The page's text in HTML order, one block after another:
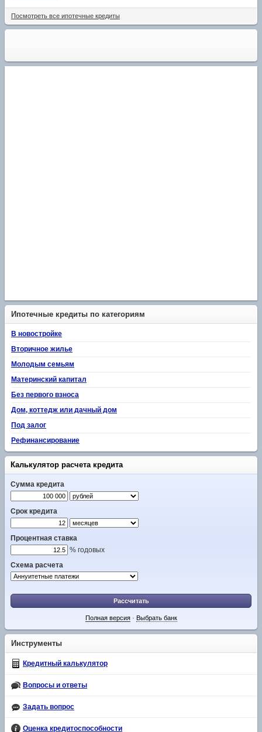
Посмотреть все ипотечные кредиты
Ипотечные кредиты по категориям
В новостройке
Вторичное жилье
Молодым семьям
Материнский капитал
Без первого взноса
Дом, коттедж или дачный дом
Под залог
Рефинансирование
Калькулятор расчета кредита
Сумма кредита
Срок кредита
Процентная ставка
% годовых
Схема расчета
Рассчитать
Полная версия· Выбрать банк
Инструменты
Кредитный калькулятор
Вопросы и ответы
Задать вопрос
Оценка кредитоспособности